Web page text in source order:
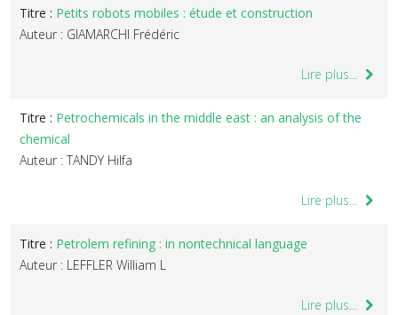
Titre : Petits robots mobiles : étude et construction
Auteur : GIAMARCHI Frédéric
Lire plus...
Titre : Petrochemicals in the middle east : an analysis of the
chemical
Auteur : TANDY Hilfa
Lire plus...
Titre : Petrolem refining : in nontechnical language
Auteur : LEFFLER William L
Lire plus...